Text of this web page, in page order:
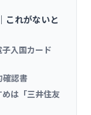
これがないと
入国カード
確認書
は「三井住友